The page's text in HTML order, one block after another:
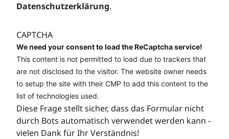
Datenschutzerklärung.
CAPTCHA
We need your consent to load the ReCaptcha service!
This content is not permitted to load due to trackers that
are not disclosed to the visitor. The website owner needs
to setup the site with their CMP to add this content to the
list of technologies used.
Diese Frage stellt sicher, dass das Formular nicht
durch Bots automatisch verwendet werden kann -
vielen Dank für Ihr Verständnis!